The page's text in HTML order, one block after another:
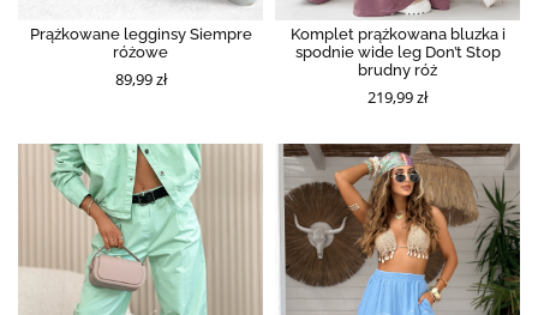
Prążkowane legginsy Siempre
różowe
89,99 zł
Komplet prążkowana bluzka i
spodnie wide leg Don’t Stop
brudny róż
219,99 zł